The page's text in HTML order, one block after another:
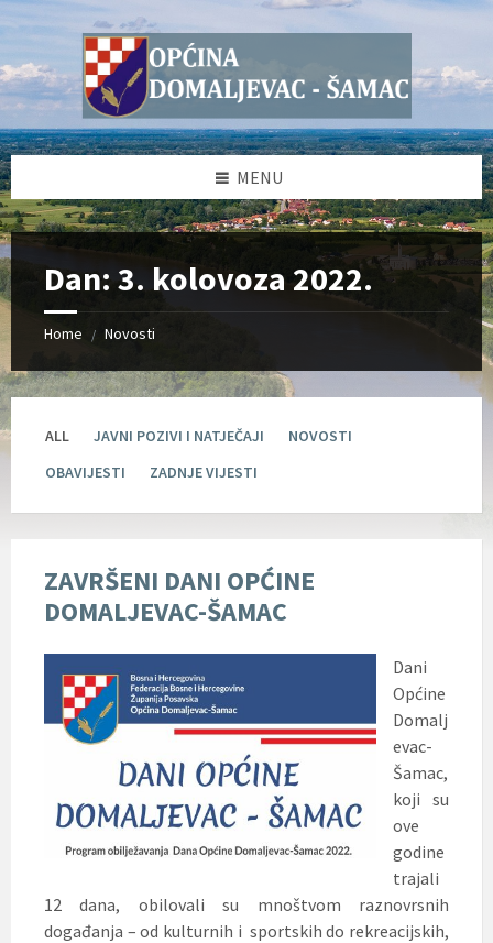
Skip
to
Skip
to
sidebar
Skip
to
sidebar
Skip
to
MENU
Dan: 3. kolovoza 2022.
Home / Novosti
ALL JAVNI POZIVI I NATJEČAJI
NOVOSTI
OBAVIJESTI
ZADNJE VIJESTI
ZAVRŠENI DANI OPĆINE
DOMALJEVAC-ŠAMAC
Dani
Općine
Domalj
evac-
Šamac,
koji su
ove
godine
trajali
12 dana, obilovali su mnoštvom raznovrsnih
događanja – od kulturnih i sportskih do rekreacijskih,